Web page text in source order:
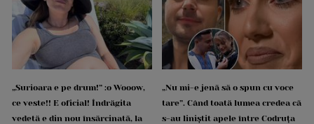
„Surioara e pe drum!” :o Wooow,
ce veste!! E oficial! Îndrăgita
vedetă e din nou însărcinată, la
„Nu mi-e jenă să o spun cu voce
tare”. Când toată lumea credea că
s-au liniștit apele între Codruța